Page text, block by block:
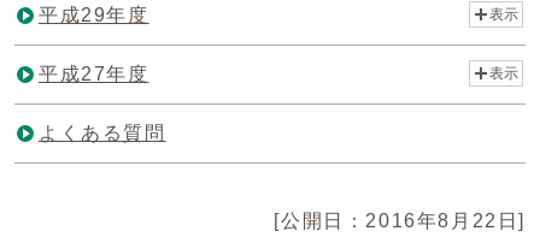
平成29年度 表示
平成27年度 表示
よくある質問
[公開日：2016年8月22日]